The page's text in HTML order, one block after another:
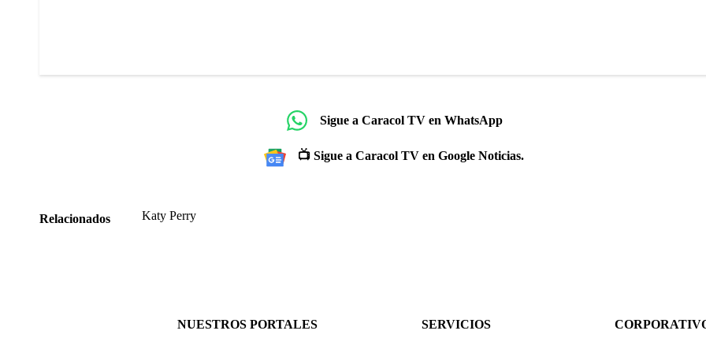
Sigue a Caracol TV en WhatsApp
📺 Sigue a Caracol TV en Google Noticias.
Relacionados Katy Perry
NUESTROS PORTALES SERVICIOS